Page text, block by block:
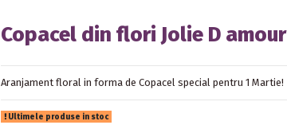
Copacel din flori Jolie D amour
Aranjament floral in forma de Copacel special pentru 1 Martie!
Ultimele produse in stoc